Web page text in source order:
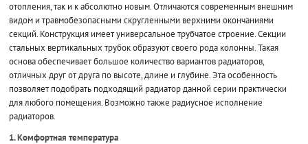
отопления, так и к абсолютно новым. Отличаются современным внешним
видом и травмобезопасными скругленными верхними окончаниями
секций. Конструкция имеет универсальное трубчатое строение. Секции
стальных вертикальных трубок образуют своего рода колонны. Такая
основа обеспечивает большое количество вариантов радиаторов,
отличных друг от друга по высоте, длине и глубине. Эта особенность
позволяет подобрать подходящий радиатор данной серии практически
для любого помещения. Возможно также радиусное исполнение
радиаторов.
1. Комфортная температура